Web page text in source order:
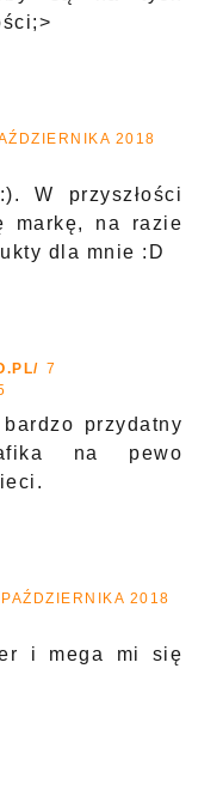
2018
W przyszłości
markę, na razie
dla mnie :D
7
przydatny
na pewo
2018
i mega mi się